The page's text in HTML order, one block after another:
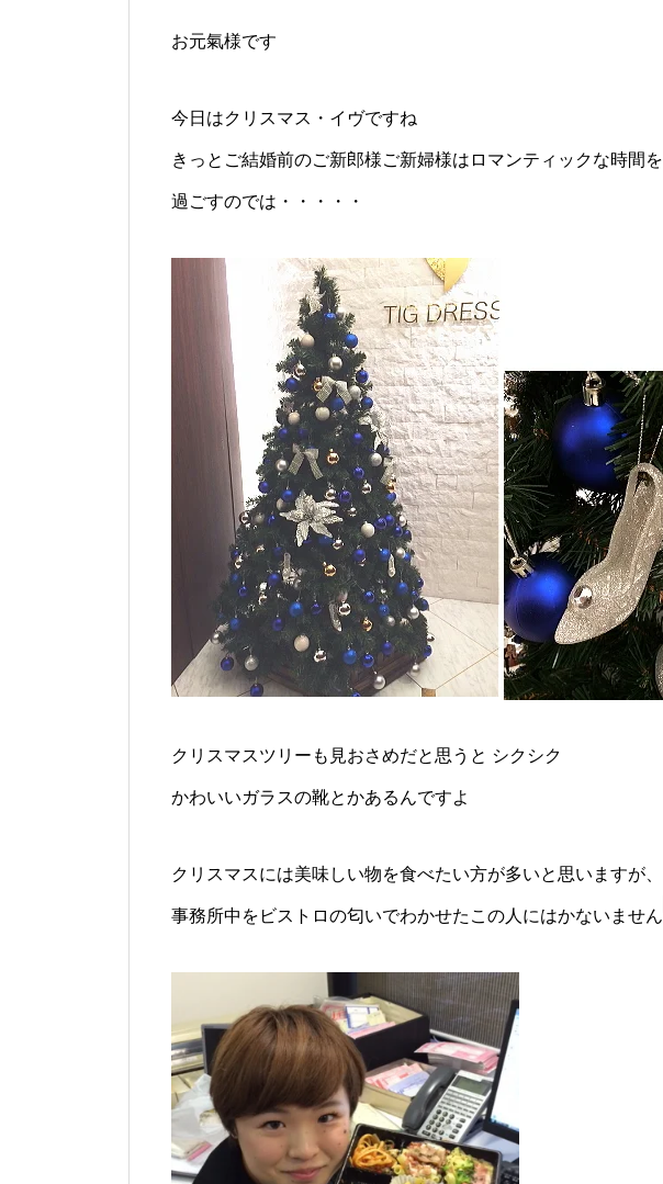
お元氣様です
今日はクリスマス・イヴですね
きっとご結婚前のご新郎様ご新婦様はロマンティックな時間を
過ごすのでは・・・・・
クリスマスツリーも見おさめだと思うと シクシク
かわいいガラスの靴とかあるんですよ
クリスマスには美味しい物を食べたい方が多いと思いますが、
事務所中をビストロの匂いでわかせたこの人にはかないません